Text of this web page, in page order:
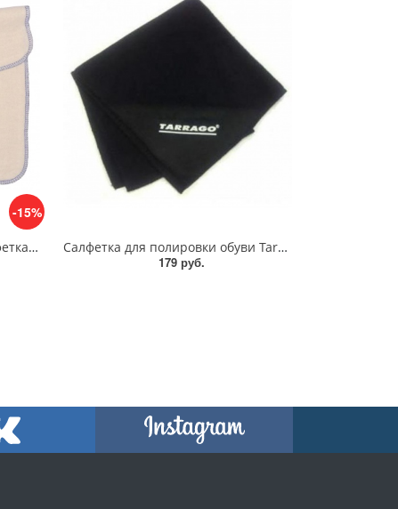
-15%
Хлопковая полировочная салфетка Saphir для кожи
Салфетка для полировки обуви Tarrago
179 руб.